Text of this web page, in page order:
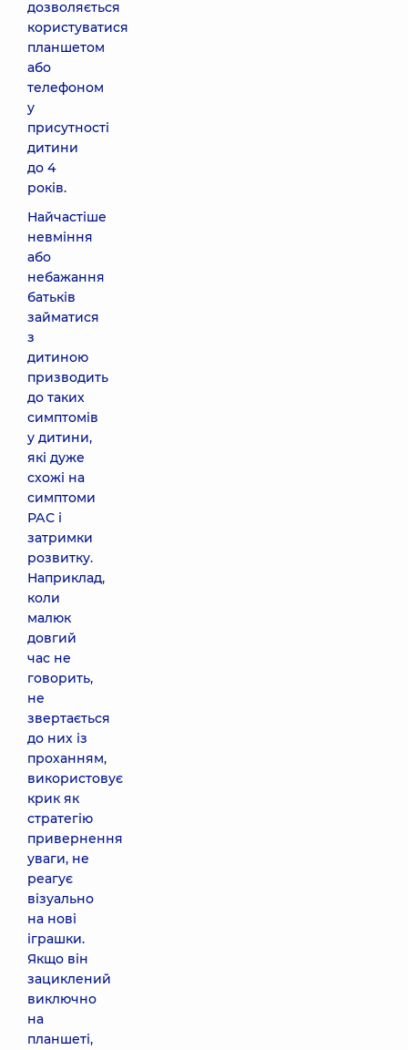
дозволяється
користуватися
планшетом
або
телефоном
у
присутності
дитини
до 4
років.
Найчастіше
невміння
або
небажання
батьків
займатися
з
дитиною
призводить
до таких
симптомів
у дитини,
які дуже
схожі на
симптоми
РАС і
затримки
розвитку.
Наприклад,
коли
малюк
довгий
час не
говорить,
не
звертається
до них із
проханням,
використовує
крик як
стратегію
привернення
уваги, не
реагує
візуально
на нові
іграшки.
Якщо він
зациклений
виключно
на
планшеті,